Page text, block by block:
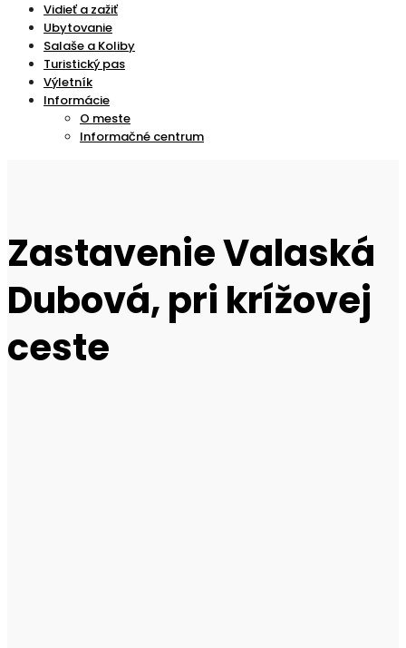
Vidieť a zažiť
Ubytovanie
Salaše a Koliby
Turistický pas
Výletník
Informácie
O meste
Informačné centrum
Zastavenie Valaská
Dubová, pri krížovej
ceste